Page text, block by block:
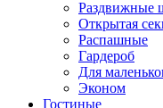
Раздвижные
Открытая
Распашные
Гардероб
Для
Эконом
Гостиные